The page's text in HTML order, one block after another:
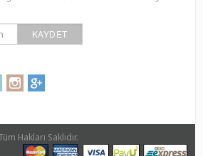
KAYDET
Hakları Saklıdır.